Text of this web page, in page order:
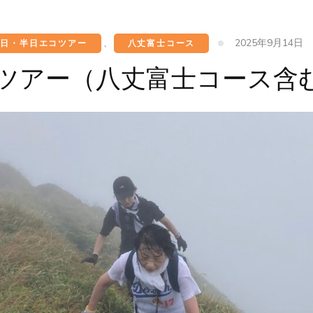
・半日エコツアー 、 八丈富士コース 2025年9月14日
アー（八丈富士コース含